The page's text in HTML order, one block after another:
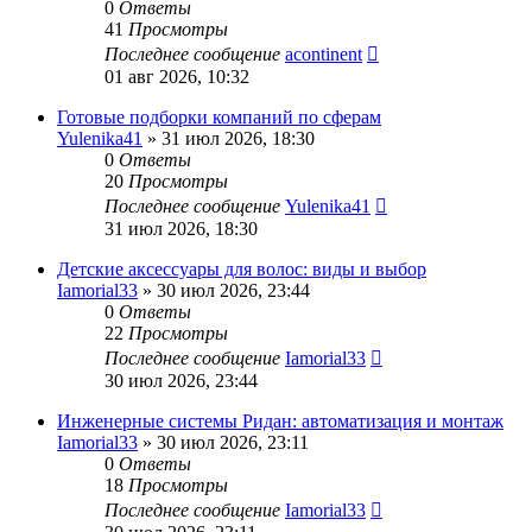
0 Ответы
41 Просмотры
Последнее сообщение acontinent
01 авг 2026, 10:32
Готовые подборки компаний по сферам
Yulenika41 » 31 июл 2026, 18:30
0 Ответы
20 Просмотры
Последнее сообщение Yulenika41
31 июл 2026, 18:30
Детские аксессуары для волос: виды и выбор
Iamorial33 » 30 июл 2026, 23:44
0 Ответы
22 Просмотры
Последнее сообщение Iamorial33
30 июл 2026, 23:44
Инженерные системы Ридан: автоматизация и монтаж
Iamorial33 » 30 июл 2026, 23:11
0 Ответы
18 Просмотры
Последнее сообщение Iamorial33